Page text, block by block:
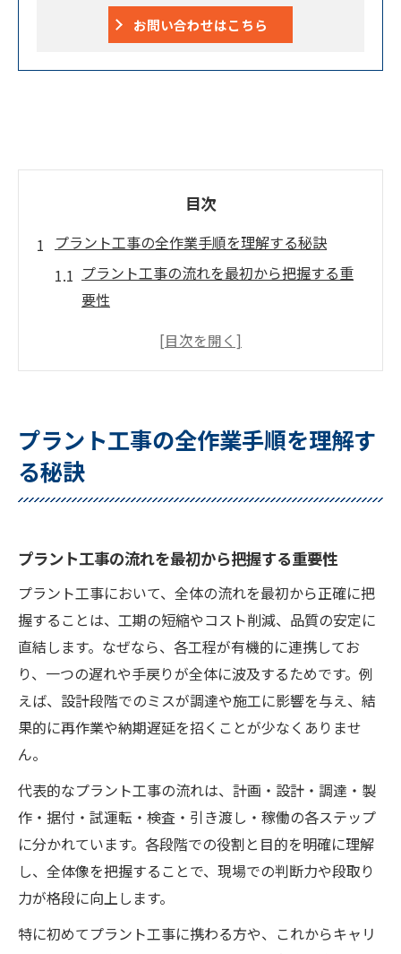
お問い合わせはこちら
目次
プラント工事の全作業手順を理解する秘訣
プラント工事の流れを最初から把握する重
要性
作業手順ごとに注意すべきプラント工事の
安全性
プラント工事の全体像を俯瞰するポイント
工程ごとに押さえるべきプラント工事の要点
徴
調達段階で失敗しないプラント工事の工夫
製作と据付で重視すべきプラント工事の手
順
試運転前に確認したいプラント工事の準備
事項
検査を通じて強化するプラント工事の安全
段取り上手は失敗しないプラント工事の流れ
プラント工事における段取りと工程管理の
コツ
手戻りゼロを目指すプラント工事の計画方
法
現場で活かせるプラント工事の段取り術
プラント工事の全作業手順を理解す
る秘訣
プラント工事の流れを最初から把握する重要性
プラント工事において、全体の流れを最初から正確に把
握することは、工期の短縮やコスト削減、品質の安定に
直結します。なぜなら、各工程が有機的に連携してお
り、一つの遅れや手戻りが全体に波及するためです。例
えば、設計段階でのミスが調達や施工に影響を与え、結
果的に再作業や納期遅延を招くことが少なくありませ
ん。
代表的なプラント工事の流れは、計画・設計・調達・製
作・据付・試運転・検査・引き渡し・稼働の各ステップ
に分かれています。各段階での役割と目的を明確に理解
し、全体像を把握することで、現場での判断力や段取り
力が格段に向上します。
特に初めてプラント工事に携わる方や、これからキャリ